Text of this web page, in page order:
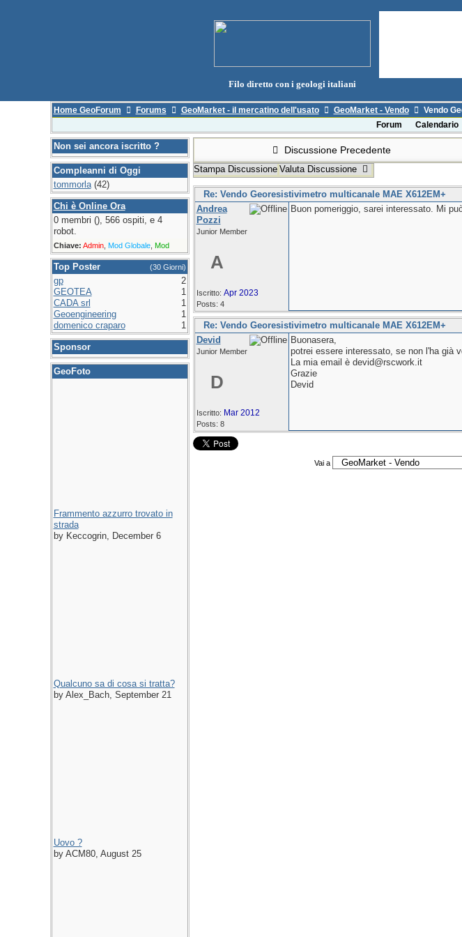
Filo diretto con i geologi italiani
Home GeoForum Forums GeoMarket - il mercatino dell'usato GeoMarket - Vendo
Vendo
Forum
Calendario
Non sei ancora iscritto ?
Compleanni di Oggi
tommorla(42)
Chi è Online Ora
0 membri (), 566 ospiti, e 4
robot.
Chiave: Admin, Mod Globale, Mod
Top Poster (30 Giorni)
gp
2
GEOTEA
1
CADA srl
1
Geoengineering
1
domenico craparo
1
Sponsor
GeoFoto
Frammento azzurro trovato in
strada
by Keccogrin, December 6
Qualcuno sa di cosa si tratta?
by Alex_Bach, September 21
Uovo ?
by ACM80, August 25
Discussione Precedente
Stampa Discussione Valuta Discussione
Re: Vendo Georesistivimetro multicanale MAE X612EM+
Andrea
Pozzi
Junior Member
A
Iscritto: Apr 2023
Posts: 4
Buon pomeriggio, sarei interessato. Mi
Re: Vendo Georesistivimetro multicanale MAE X612EM+
Devid
Junior Member
D
Iscritto: Mar 2012
Posts: 8
Buonasera,
potrei essere interessato, se non l'ha già
La mia email è devid@rscwork.it
Grazie
Devid
Vai a